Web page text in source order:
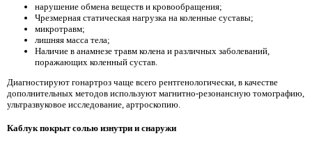
нарушение обмена веществ и кровообращения;
Чрезмерная статическая нагрузка на коленные суставы;
микротравм;
лишняя масса тела;
Наличие в анамнезе травм колена и различных заболеваний,
поражающих коленный сустав.
Диагностируют гонартроз чаще всего рентгенологически, в качестве
дополнительных методов используют магнитно-резонансную томографию,
ультразвуковое исследование, артроскопию.
Каблук покрыт солью изнутри и снаружи